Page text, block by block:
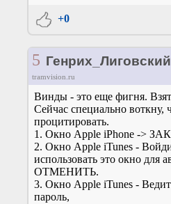
+0
5 Генрих_Лиговский
tramvision.ru
Винды - это еще фигня.
Сейчас специально воткну,
процитировать.
1. Окно Apple iPhone ->
2. Окно Apple iTunes -
использовать это окно для
ОТМЕНИТЬ.
3. Окно Apple iTunes -
пароль,